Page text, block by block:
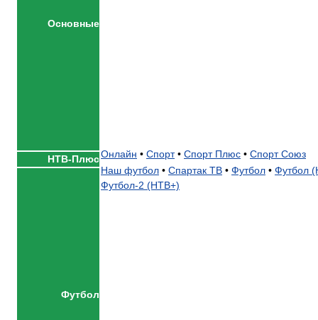
Основные
НТВ-ПлюсОнлайн • Спорт• Спорт Плюс • Спорт Союз
Футбол
Наш футбол • Спартак ТВ • Футбол • Футбол
Футбол-2 (НТВ+)